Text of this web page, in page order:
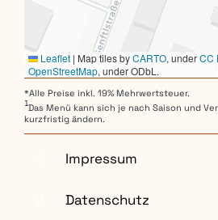
Leaflet | Map tiles byCARTO, underCC
OpenStreetMap, under ODbL.
*Alle Preise inkl. 19% Mehrwertsteuer.
1Das Menü kann sich je nach Saison und
kurzfristig ändern.
Impressum
Datenschutz